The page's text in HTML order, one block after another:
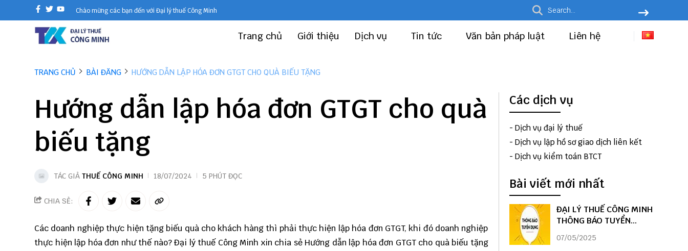
Chào mừng các bạn đến với Đại lý thuế Công Minh
Trang chủ Giới thiệu Dịch vụ Tin tức Văn bản pháp luật Liên hệ
TRANG CHỦ BÀI ĐĂNG HƯỚNG DẪN LẬP HÓA ĐƠN GTGT CHO QUÀ BIẾU TẶNG
Hướng dẫn lập hóa đơn GTGT cho quà
biếu tặng
TÁC GIẢ THUẾ CÔNG MINH 18/07/2024 5 PHÚT ĐỌC
CHIA SẺ:
Các doanh nghiệp thực hiện tặng biếu quà cho khách hàng thì phải thực hiện lập hóa đơn GTGT, khi đó doanh nghiệp
thực hiện lập hóa đơn như thế nào?Đại lý thuế Công Minh xin chia sẻ Hướng dẫn lập hóa đơn GTGTcho quà biếu tặng
Các dịch vụ
- Dịch vụ đại lý thuế
- Dịch vụ lập hồ sơ giao dịch liên kết
- Dịch vụ kiểm toán BTCT
Bài viết mới nhất
ĐẠI LÝ THUẾ CÔNG MINH
THÔNG BÁO TUYỂN
DỤNG
07/05/2025